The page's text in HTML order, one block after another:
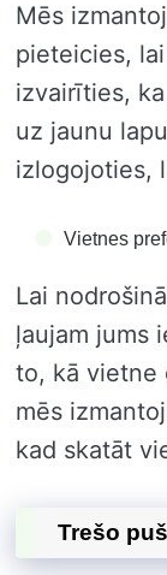
Mēs
pieteicies,
izvairīties,
uz jaunu
izlogojoties,
Vietnes
Lai
ļaujam jums
to, kā vietne
mēs
kad skatāt
Trešo